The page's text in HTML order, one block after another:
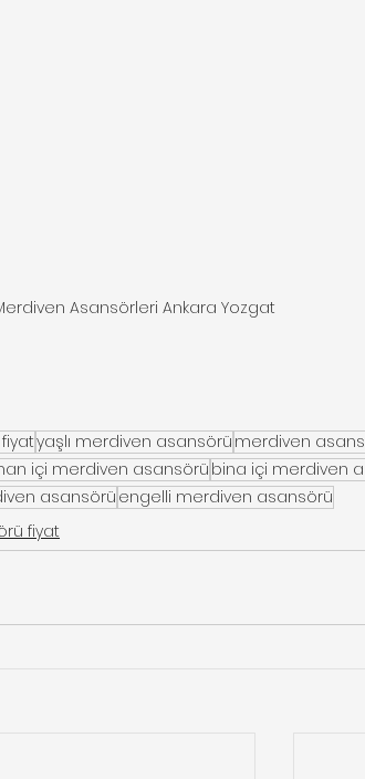
Asansörleri Ankara Yozgat
yaşlı merdiven asansörü merdiven
içi merdiven asansörü bina içi merdiven
asansörüengelli merdiven asansörü
fiyat